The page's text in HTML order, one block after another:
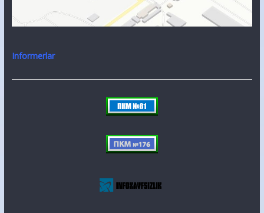
Informerlar